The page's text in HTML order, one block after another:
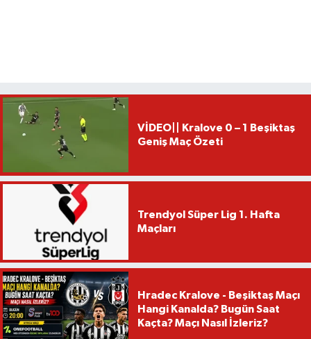
VİDEO|| Kralove 0 – 1 Beşiktaş
Geniş Maç Özeti
Trendyol Süper Lig 1. Hafta
Maçları
Hradec Kralove - Beşiktaş Maçı
Hangi Kanalda? Bugün Saat
Kaçta? Maçı Nasıl İzleriz?